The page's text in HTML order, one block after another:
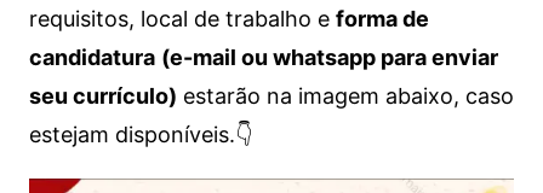
requisitos, local de trabalho e forma de
candidatura (e-mail ou whatsapp para enviar
seu currículo) estarão na imagem abaixo, caso
estejam disponíveis.👇